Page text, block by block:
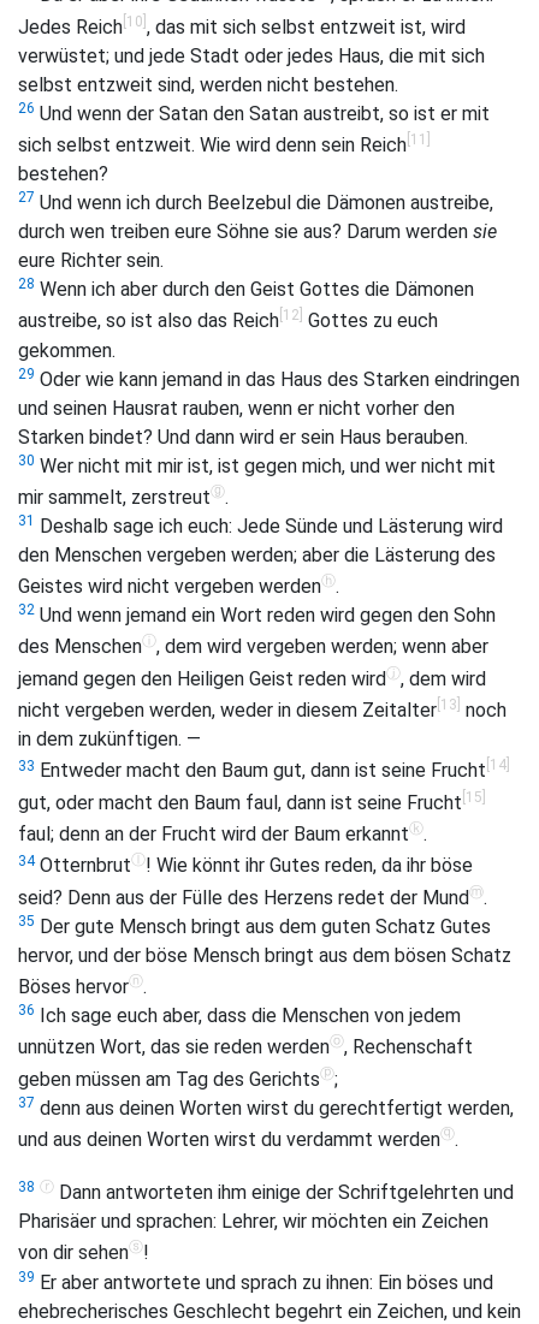
Jedes Reich [10] , das mit sich selbst entzweit ist, wird
verwüstet; und jede Stadt oder jedes Haus, die mit sich
selbst entzweit sind, werden nicht bestehen.
26 Und wenn der Satan den Satan austreibt, so ist er mit
sich selbst entzweit. Wie wird denn sein Reich [11]
bestehen?
27 Und wenn ich durch Beelzebul die Dämonen austreibe,
durch wen treiben eure Söhne sie aus? Darum werden sie
eure Richter sein.
28 Wenn ich aber durch den Geist Gottes die Dämonen
austreibe, so ist also das Reich [12] Gottes zu euch
gekommen.
29 Oder wie kann jemand in das Haus des Starken eindringen
und seinen Hausrat rauben, wenn er nicht vorher den
Starken bindet? Und dann wird er sein Haus berauben.
30 Wer nicht mit mir ist, ist gegen mich, und wer nicht mit
mir sammelt, zerstreutⓖ.
31 Deshalb sage ich euch: Jede Sünde und Lästerung wird
den Menschen vergeben werden; aber die Lästerung des
Geistes wird nicht vergeben werdenⓗ.
32 Und wenn jemand ein Wort reden wird gegen den Sohn
des Menschenⓘ, dem wird vergeben werden; wenn aber
jemand gegen den Heiligen Geist reden wirdⓙ, dem wird
nicht vergeben werden, weder in diesem Zeitalter [13] noch
in dem zukünftigen. —
33 Entweder macht den Baum gut, dann ist seine Frucht [14]
gut, oder macht den Baum faul, dann ist seine Frucht [15]
faul; denn an der Frucht wird der Baum erkanntⓚ.
34Otternbrutⓛ! Wie könnt ihr Gutes reden, da ihr böse
seid? Denn aus der Fülle des Herzens redet der Mundⓜ.
35 Der gute Mensch bringt aus dem guten Schatz Gutes
hervor, und der böse Mensch bringt aus dem bösen Schatz
Böses hervorⓝ.
36
Ich sage euch aber, dass die Menschen von jedem
unnützen Wort, das sie reden werdenⓞ, Rechenschaft
geben müssen am Tag des Gerichtsⓟ;
37 denn aus deinen Worten wirst du gerechtfertigt werden,
und aus deinen Worten wirst du verdammt werdenⓠ.
38 ⓡ Dann antworteten ihm einige der Schriftgelehrten und
Pharisäer und sprachen: Lehrer, wir möchten ein Zeichen
von dir sehenⓢ!
39 Er aber antwortete und sprach zu ihnen: Ein böses und
ehebrecherisches Geschlecht begehrt ein Zeichen, und kein